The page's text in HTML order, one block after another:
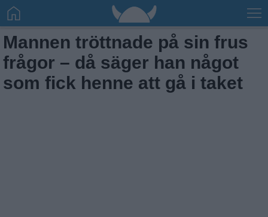
Mannen tröttnade på sin frus
frågor – då säger han något
som fick henne att gå i taket